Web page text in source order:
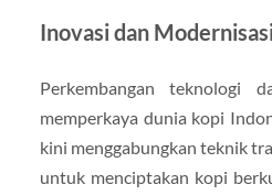
Inovasi dan
Perkembangan teknologi
memperkaya dunia kopi
kini menggabungkan teknik
untuk menciptakan kopi